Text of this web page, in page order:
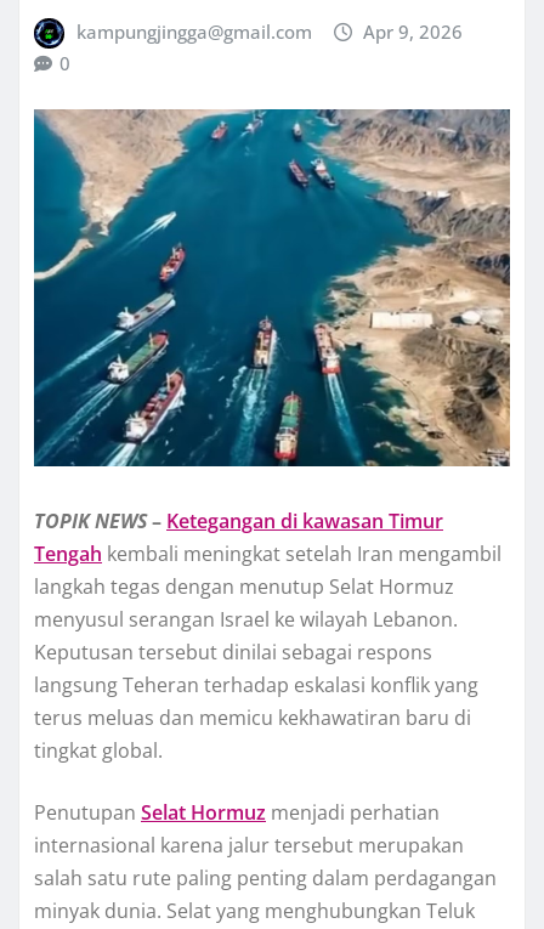
kampungjingga@gmail.com
Apr 9, 2026
0
TOPIKNEWS– Ketegangan di kawasan Timur
Tengah kembali meningkat setelah Iran mengambil
langkah tegas dengan menutup Selat Hormuz
menyusul serangan Israel ke wilayah Lebanon.
Keputusan tersebut dinilai sebagai respons
langsung Teheran terhadap eskalasi konflik yang
terus meluas dan memicu kekhawatiran baru di
tingkat global.
Penutupan Selat Hormuz menjadi perhatian
internasional karena jalur tersebut merupakan
salah satu rute paling penting dalam perdagangan
minyak dunia. Selat yang menghubungkan Teluk